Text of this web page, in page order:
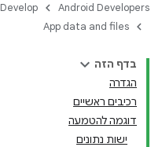
Android Developers
Develop
App data and files
בדף הזה
הגדרה
רכיבים ראשיים
דוגמה להטמעה
ישות נתונים